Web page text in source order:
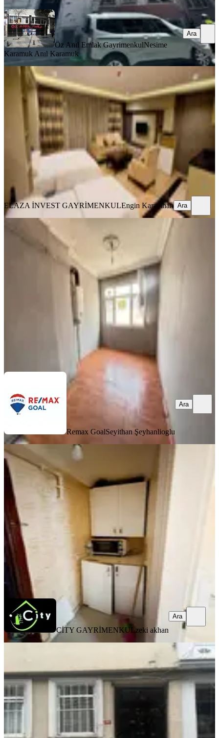
Öz Anıl Emlak GayrimenkulNesime
Karamuk Anıl Karamuk
Ara
MANZARALI
Beyazıt Ve Sultanahmete Yürüme
Mesafesinde Kiralık Stüdyo Daire
Fatih, Kemalpaşa Mahallesi
Stüdyo
·3. Kat ·02.08.2026
39.000 ₺
ELAZA İNVEST GAYRİMENKULEngin Karacihan
Ara
ELAZA İNVEST GAYRİMENKULEngin Karacihan Ara
MANZARALI
Tarihi Yarımada'da Deniz Manzaralı,
Aydınlık Ve Ferah 2+1 Daire
Fatih, Koca Mustafapaşa Mahallesi
·90 m²·5. Kat·31.07.2026
35.000 ₺
Seyithan Şeyhanlioglu
Remax GoalSeyithan Şeyhanlioglu
Ara
KOMBİLİ
Çapa Millet Cad Üstü Kiralık Boş
Daire
Fatih, Şehremini Mahallesi
32.000 ₺
CİTY GAYRİMENKUL zeki akhan
CİTY GAYRİMENKULzeki akhan
Ara
Findikzada Çukurbostan Parkın
Yanin Kiralık 1+1 En Üst Katta
Fatih, Seyyid Ömer Mahallesi
1.5+1 · 80 m²